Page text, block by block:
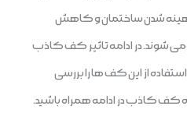
شدن ساختمان و کاهش
می شوند. در ادامه تاثیر کف کاذب
از این کف ها را بررسی
کف کاذب در ادامه همراه باشید.